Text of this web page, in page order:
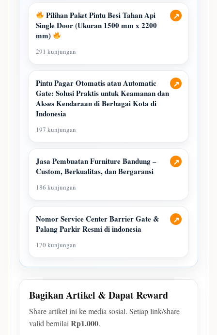
↗
Pilihan Paket Pintu Besi Tahan Api
Single Door (Ukuran 1500 mm x 2200
mm)
291 kunjungan
↗
Pintu Pagar Otomatis atau Automatic
Gate: Solusi Praktis untuk Keamanan dan
Akses Kendaraan di Berbagai Kota di
Indonesia
197 kunjungan
↗
Jasa Pembuatan Furniture Bandung –
Custom, Berkualitas, dan Bergaransi
186 kunjungan
↗
Nomor Service Center Barrier Gate &
Palang Parkir Resmi di indonesia
170 kunjungan
Bagikan Artikel & Dapat Reward
Share artikel ini ke media sosial. Setiap link/share
valid bernilai Rp1.000.